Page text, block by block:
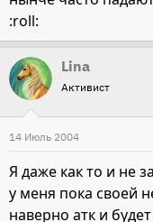
:roll:
Lina
Активист
14 Июль 2004
Я даже как то и не
у меня пока своей
наверно атк и